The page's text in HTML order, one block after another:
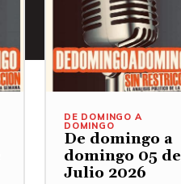
DE DOMINGO A
DOMINGO
De domingo a
domingo 05 de
Julio 2026